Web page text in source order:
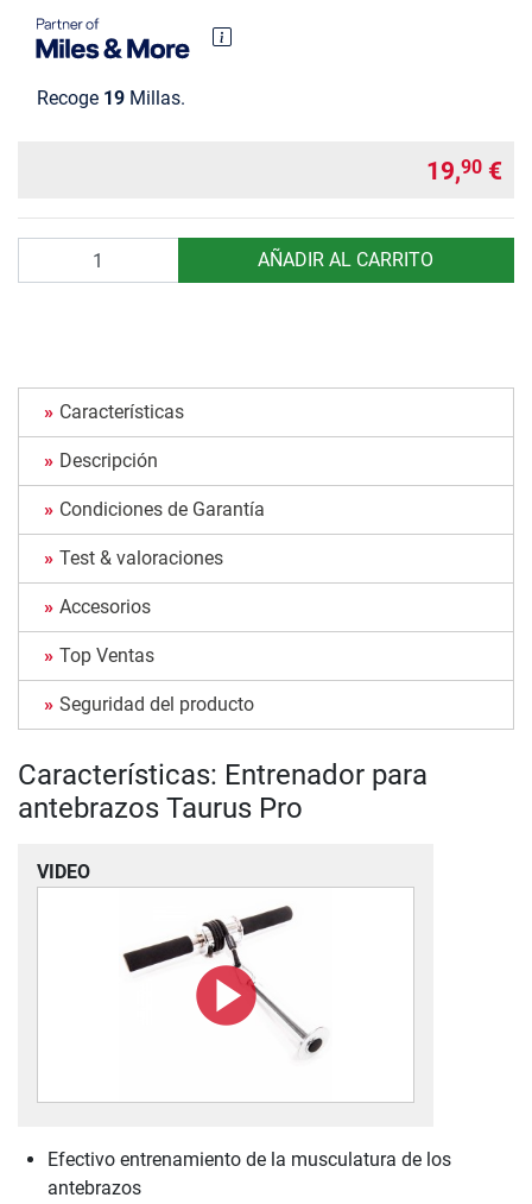
Recoge 19 Millas.
19,90 €
AÑADIR AL CARRITO
Características
Descripción
Condiciones de Garantía
Test & valoraciones
Accesorios
Top Ventas
Seguridad del producto
Características: Entrenador para
antebrazos Taurus Pro
VIDEO
Efectivo entrenamiento de la musculatura de los
antebrazos